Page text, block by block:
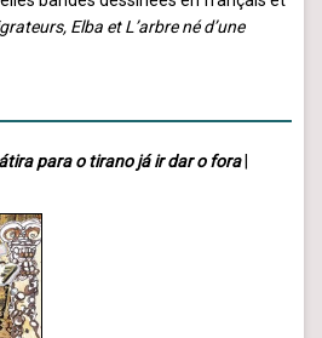
Elba et L’arbre né d’une
para o tirano já ir dar o fora|